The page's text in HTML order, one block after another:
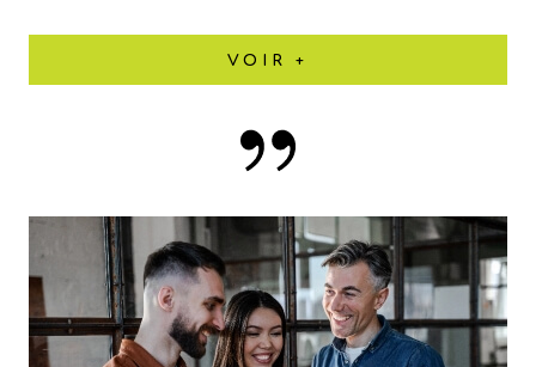
VOIR +